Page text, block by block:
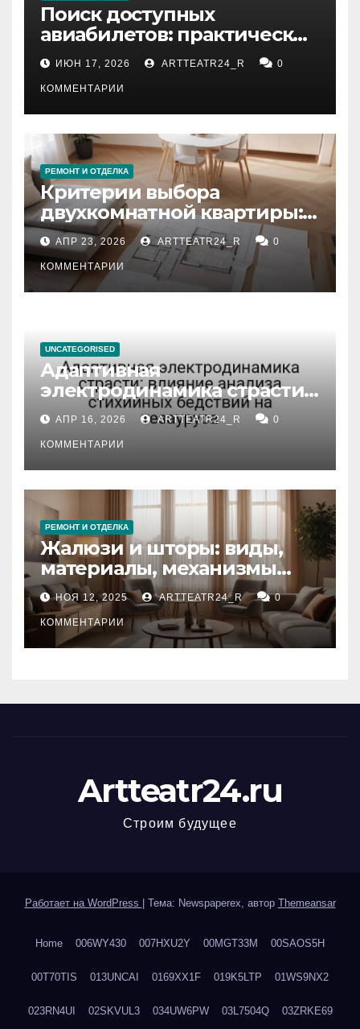
Поиск доступных
авиабилетов: практические
рекомендации
ИЮН 17, 2026 ARTTEATR24_R 0
КОММЕНТАРИИ
РЕМОНТ И ОТДЕЛКА
Критерии выбора
двухкомнатной квартиры:
планировка, площадь,
состояние и документация
АПР 23, 2026 ARTTEATR24_R 0
КОММЕНТАРИИ
UNCATEGORISED
Адаптивная
электродинамика страсти:
влияние анализа
стихийных бедствий на
тезауруса
АПР 16, 2026 ARTTEATR24_R 0
КОММЕНТАРИИ
РЕМОНТ И ОТДЕЛКА
Жалюзи и шторы: виды,
материалы, механизмы
управления и уход
НОЯ 12, 2025 ARTTEATR24_R 0
КОММЕНТАРИИ
Artteatr24.ru
Строим будущее
Работает на WordPress Тема: Newspaperex, автор Themeansar
Home 006WY430 007HXU2Y 00MGT33M 00SAOS5H
00T70TIS 013UNCAI 0169XX1F 019K5LTP 01WS9NX2
023RN4UI 02SKVUL3 034UW6PW 03L7504Q 03ZRKE69